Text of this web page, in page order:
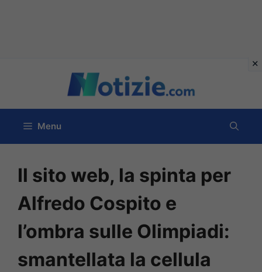
contenuto
Menu
Il sito web, la spinta per
Alfredo Cospito e
l’ombra sulle Olimpiadi:
smantellata la cellula